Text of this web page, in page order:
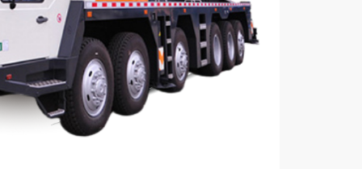
Cẩu Bánh Lốp Uy Tín
phân phối và cho thuê cẩu bánh lốp